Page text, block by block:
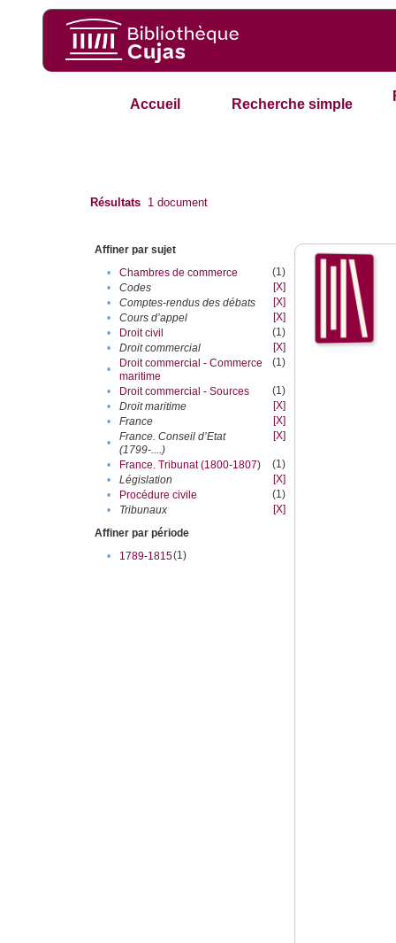
Accueil Recherche simple
Résultats 1 document
Affiner par sujet
•
Chambres de commerce
(1)
•
Codes
[X]
•
Comptes-rendus des débats
[X]
•
Cours d’appel
[X]
•
Droit civil
(1)
•
Droit commercial
[X]
•
Droit commercial - Commerce
maritime
(1)
• Droit commercial - Sources
(1)
•
Droit maritime
[X]
•
France
[X]
•
France. Conseil d’Etat
(1799-....)
[X]
• France. Tribunat (1800-1807)
(1)
•
Législation
[X]
•
Procédure civile
(1)
•
Tribunaux
[X]
Affiner par période
•
1789-1815(1)